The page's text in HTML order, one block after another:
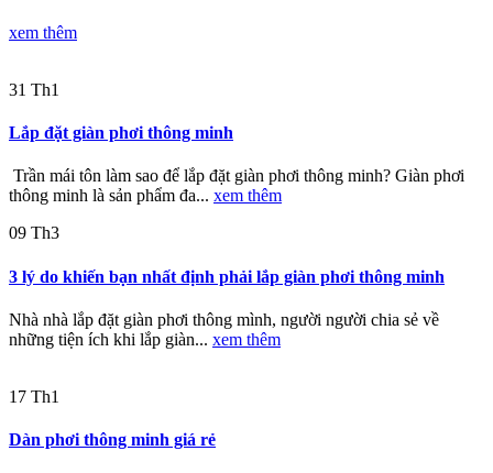
xem thêm
31 Th1
Lắp đặt giàn phơi thông minh
Trần mái tôn làm sao để lắp đặt giàn phơi thông minh? Giàn phơi
thông minh là sản phẩm đa... xem thêm
09 Th3
3 lý do khiến bạn nhất định phải lắp giàn phơi thông minh
Nhà nhà lắp đặt giàn phơi thông mình, người người chia sẻ về
những tiện ích khi lắp giàn... xem thêm
17 Th1
Dàn phơi thông minh giá rẻ